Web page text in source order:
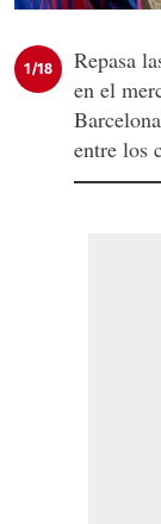
1/18
Repasa
en el
entre los